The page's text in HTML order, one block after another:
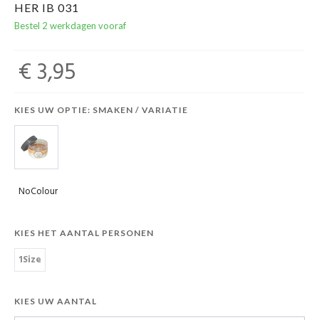
HER IB 031
Bestel 2 werkdagen vooraf
€ 3,95
KIES UW OPTIE: SMAKEN / VARIATIE
NoColour
KIES HET AANTAL PERSONEN
1Size
KIES UW AANTAL